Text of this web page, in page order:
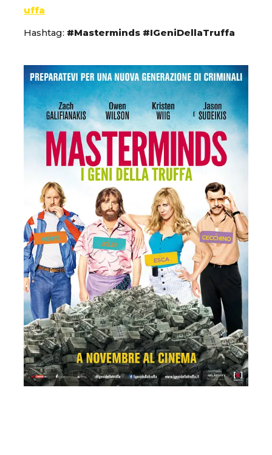
uffa
Hashtag: #Masterminds #IGeniDellaTruffa